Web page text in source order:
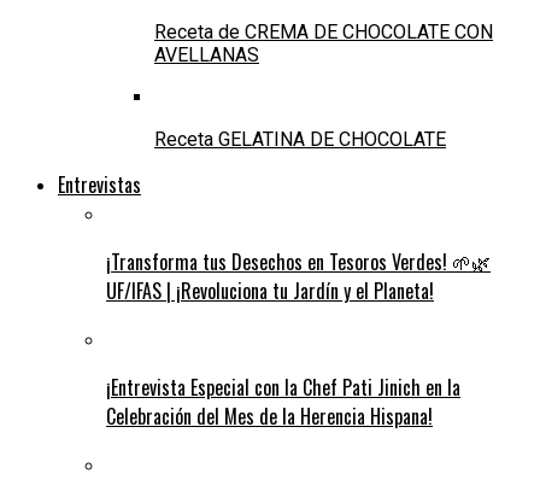
Receta de CREMA DE CHOCOLATE CON
AVELLANAS
Receta GELATINA DE CHOCOLATE
Entrevistas
¡Transforma tus Desechos en Tesoros Verdes! 🌱🌿
UF/IFAS | ¡Revoluciona tu Jardín y el Planeta!
¡Entrevista Especial con la Chef Pati Jinich en la
Celebración del Mes de la Herencia Hispana!